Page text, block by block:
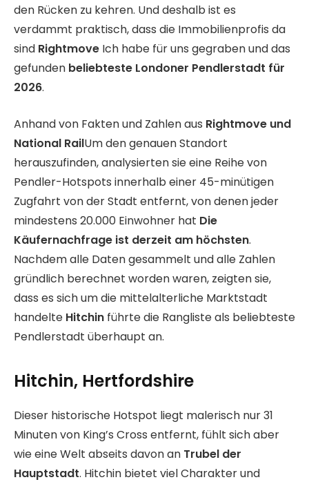
den Rücken zu kehren. Und deshalb ist es
verdammt praktisch, dass die Immobilienprofis da
sind Rightmove Ich habe für uns gegraben und das
gefunden beliebteste Londoner Pendlerstadt für
2026.
Anhand von Fakten und Zahlen aus Rightmove und
National RailUm den genauen Standort
herauszufinden, analysierten sie eine Reihe von
Pendler-Hotspots innerhalb einer 45-minütigen
Zugfahrt von der Stadt entfernt, von denen jeder
mindestens 20.000 Einwohner hat Die
Käufernachfrage ist derzeit am höchsten.
Nachdem alle Daten gesammelt und alle Zahlen
gründlich berechnet worden waren, zeigten sie,
dass es sich um die mittelalterliche Marktstadt
handelte Hitchin führte die Rangliste als beliebteste
Pendlerstadt überhaupt an.
Hitchin, Hertfordshire
Dieser historische Hotspot liegt malerisch nur 31
Minuten von King’s Cross entfernt, fühlt sich aber
wie eine Welt abseits davon an Trubel der
Hauptstadt. Hitchin bietet viel Charakter und